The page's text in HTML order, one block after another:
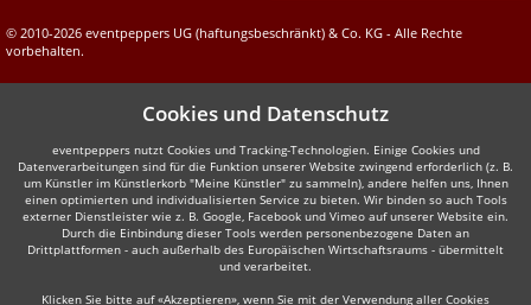
© 2010-2026 eventpeppers UG (haftungsbeschränkt) & Co. KG - Alle Rechte
vorbehalten.
Cookies und Datenschutz
eventpeppers nutzt Cookies und Tracking-Technologien. Einige Cookies und
Datenverarbeitungen sind für die Funktion unserer Website zwingend erforderlich (z. B.
um Künstler im Künstlerkorb "Meine Künstler" zu sammeln), andere helfen uns, Ihnen
einen optimierten und individualisierten Service zu bieten. Wir binden so auch Tools
externer Dienstleister wie z. B. Google, Facebook und Vimeo auf unserer Website ein.
Durch die Einbindung dieser Tools werden personenbezogene Daten an
Drittplattformen - auch außerhalb des Europäischen Wirtschaftsraums - übermittelt
und verarbeitet.
Klicken Sie bitte auf «Akzeptieren», wenn Sie mit der Verwendung aller Cookies